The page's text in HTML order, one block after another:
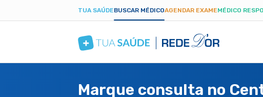
TUA SAÚDEBUSCAR MÉDICOAGENDAR EXAMEMÉDICO
Marque consulta no